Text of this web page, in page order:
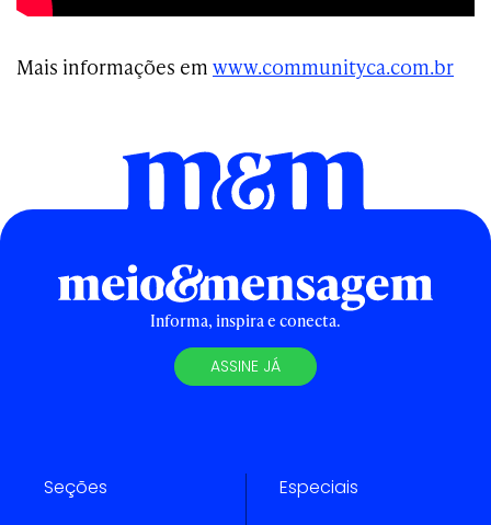
Mais informações em www.communityca.com.br
Informa, inspira e conecta.
ASSINE JÁ
Seções Especiais